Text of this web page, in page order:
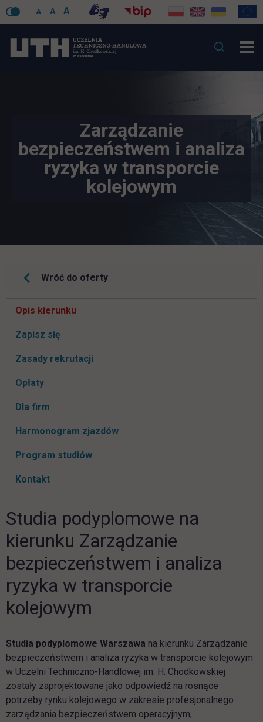
A A A
Zarządzanie
bezpieczeństwem i analiza
ryzyka w transporcie
kolejowym
Wróć do oferty
Pomiń
nawigacje
Opis kierunku
Zapisz się
Zasady rekrutacji
Opłaty
Dla firm
Harmonogram zjazdów
Program studiów
Kontakt
Studia podyplomowe na
kierunku Zarządzanie
bezpieczeństwem i analiza
ryzyka w transporcie
kolejowym
Studia podyplomowe Warszawa na kierunku Zarządzanie
bezpieczeństwem i analiza ryzyka w transporcie kolejowym
w Uczelni Techniczno-Handlowej im. H. Chodkowskiej
zostały zaprojektowane jako odpowiedź na rosnące
potrzeby rynku kolejowego w zakresie profesjonalnego
zarządzania bezpieczeństwem operacyjnym,